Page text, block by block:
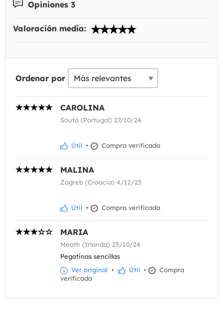
Opiniones 3
Valoración media:
Ordenar por
CAROLINA
Souto (Portugal) 27/10/24
Útil • Compra verificada
MALINA
Zagreb (Croacia) 4/11/23
Útil • Compra verificada
MARIA
Meath (Irlanda) 23/10/24
Pegatinas sencillas
Ver original • Útil •
Compra
verificada